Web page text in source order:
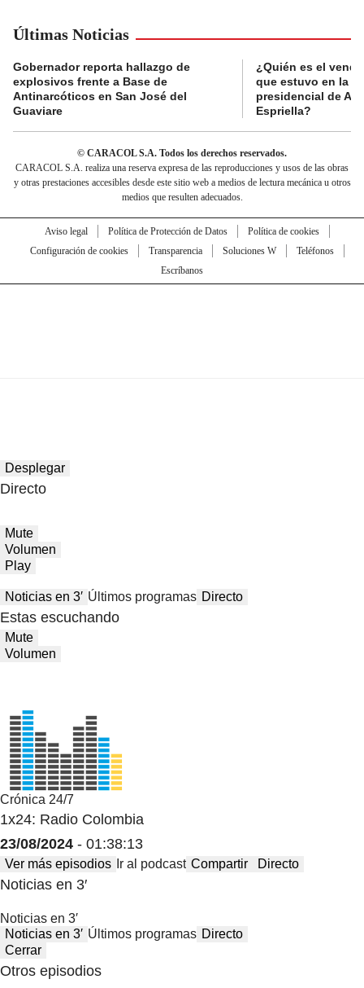
Últimas Noticias
Gobernador reporta hallazgo de
explosivos frente a Base de
Antinarcóticos en San José del
Guaviare
¿Quién es el
que estuvo en la
presidencial de
Espriella?
© CARACOL S.A. Todos los derechos reservados.
CARACOL S.A. realiza una reserva expresa de las reproducciones y usos de las obras
y otras prestaciones accesibles desde este sitio web a medios de lectura mecánica u otros
medios que resulten adecuados.
Aviso legal Política de Protección de Datos
Política de cookies
Configuración de cookies
Transparencia Soluciones W
Teléfonos
Escríbanos
Desplegar
Directo
Mute
Volumen
Play
Noticias en 3′ Últimos programas Directo
Estas escuchando
Mute
Volumen
Crónica 24/7
1x24: Radio Colombia
23/08/2024 - 01:38:13
Ver más episodios Ir al podcast Compartir Directo
Noticias en 3′
Noticias en 3′
Noticias en 3′ Últimos programas Directo
Cerrar
Otros episodios